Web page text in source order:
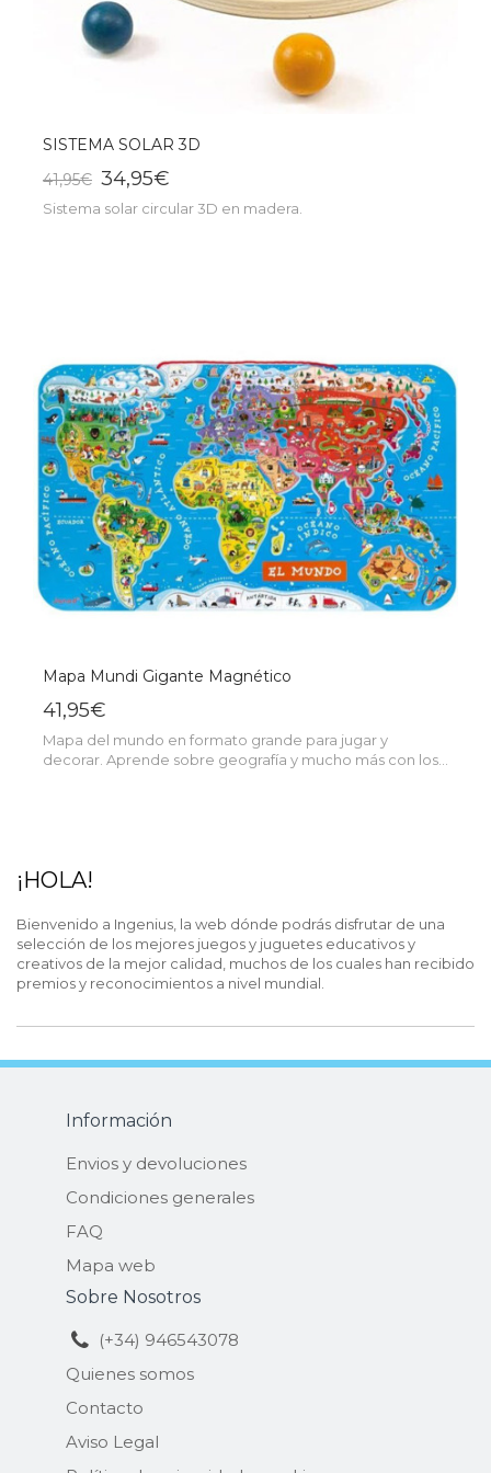
SISTEMA SOLAR 3D
41,95€ 34,95€
Sistema solar circular 3D en madera.
Mapa Mundi Gigante Magnético
41,95€
Mapa del mundo en formato grande para jugar y
decorar. Aprende sobre geografía y mucho más con los...
¡HOLA!
Bienvenido a Ingenius, la web dónde podrás disfrutar de una
selección de los mejores juegos y juguetes educativos y
creativos de la mejor calidad, muchos de los cuales han recibido
premios y reconocimientos a nivel mundial.
Información
Envios y devoluciones
Condiciones generales
FAQ
Mapa web
Sobre Nosotros
(+34) 946543078
Quienes somos
Contacto
Aviso Legal